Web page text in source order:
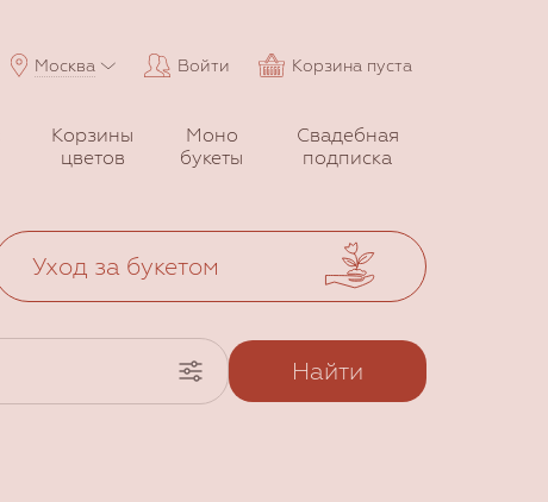
Москва Войти Корзина пуста
Корзины
цветов
Моно
букеты
Свадебная
подписка
Уход за букетом
Найти